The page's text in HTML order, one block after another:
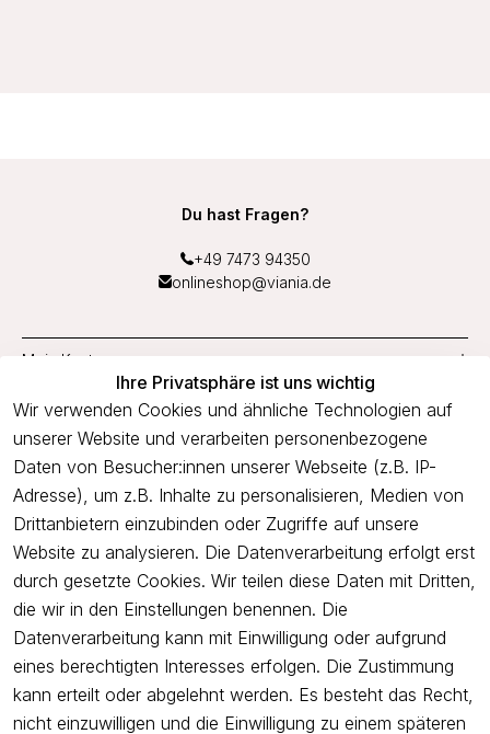
Ihre Privatsphäre ist uns wichtig
Wir verwenden Cookies und ähnliche Technologien auf
unserer Website und verarbeiten personenbezogene
Daten von Besucher:innen unserer Webseite (z.B. IP-
Adresse), um z.B. Inhalte zu personalisieren, Medien von
Drittanbietern einzubinden oder Zugriffe auf unsere
Website zu analysieren. Die Datenverarbeitung erfolgt erst
durch gesetzte Cookies. Wir teilen diese Daten mit Dritten,
die wir in den Einstellungen benennen. Die
Datenverarbeitung kann mit Einwilligung oder aufgrund
eines berechtigten Interesses erfolgen. Die Zustimmung
kann erteilt oder abgelehnt werden. Es besteht das Recht,
nicht einzuwilligen und die Einwilligung zu einem späteren
Du hast Fragen?
+49 7473 94350
onlineshop@viania.de
Mein Konto
Service
Unternehmen
Newsletter
Freue dich über 5€ Rabatt bei deiner nächsten Bestellung und
profitiere von Angeboten.
Newsletter abonnieren